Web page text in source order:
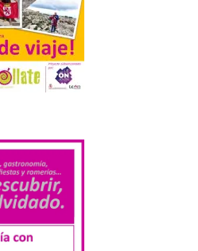
1 y 2 de
el público
el adulto
de un
se instaló
[…]
han